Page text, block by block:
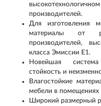
производителей.
Для изготовления
материалы от
производителей,
класса Эмиссии Е1.
Новейшая
стойкость и
Влагостойкие
мебели в
Широкий размерный